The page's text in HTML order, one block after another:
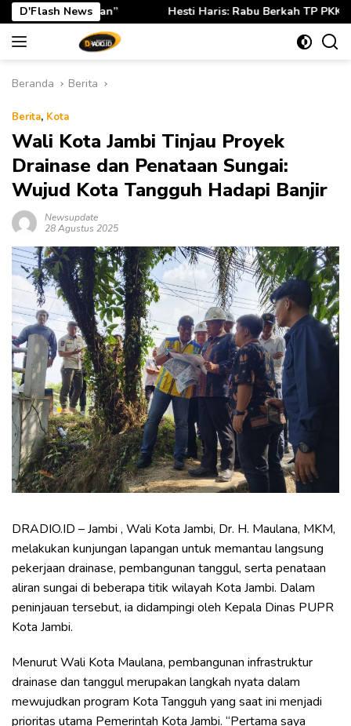
Langsung
ke
konten
D'Flash News
Haris: Rabu Berkah TP PKK Provinsi Jambi Perkuat Literasi
Beranda Berita
Berita, Kota
Wali Kota Jambi Tinjau Proyek
Drainase dan Penataan Sungai:
Wujud Kota Tangguh Hadapi Banjir
Newsupdate
28 Agustus 2025
DRADIO.ID – Jambi , Wali Kota Jambi, Dr. H. Maulana, MKM,
melakukan kunjungan lapangan untuk memantau langsung
pekerjaan drainase, pembangunan tanggul, serta penataan
aliran sungai di beberapa titik wilayah Kota Jambi. Dalam
peninjauan tersebut, ia didampingi oleh Kepala Dinas PUPR
Kota Jambi.
Menurut Wali Kota Maulana, pembangunan infrastruktur
drainase dan tanggul merupakan langkah nyata dalam
mewujudkan program Kota Tangguh yang saat ini menjadi
prioritas utama Pemerintah Kota Jambi. “Pertama saya